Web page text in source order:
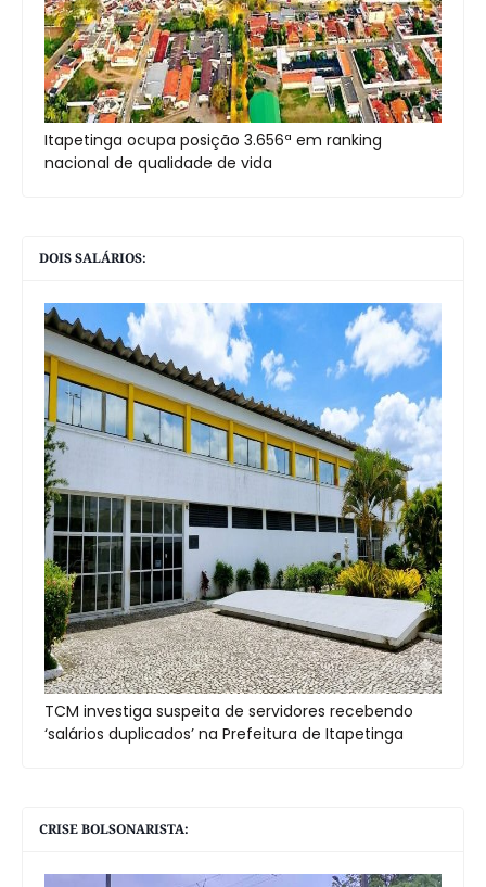
Itapetinga ocupa posição 3.656ª em ranking
nacional de qualidade de vida
DOIS SALÁRIOS:
TCM investiga suspeita de servidores recebendo
‘salários duplicados’ na Prefeitura de Itapetinga
CRISE BOLSONARISTA: